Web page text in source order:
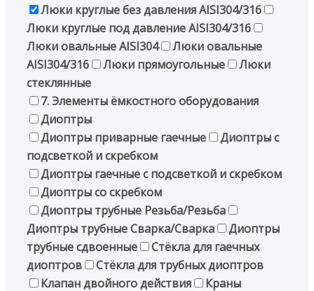
Люки круглые без давления AISI304/316
Люки круглые под давление AISI304/316
Люки овальные AISI304
Люки овальные
AISI304/316
Люки прямоугольные
Люки
стеклянные
7. Элементы ёмкостного оборудования
Диоптры
Диоптры приварные гаечные
Диоптры с
подсветкой и скребком
Диоптры гаечные с подсветкой и скребком
Диоптры со скребком
Диоптры трубные Резьба/Резьба
Диоптры трубные Сварка/Сварка
Диоптры
трубные сдвоенные
Стёкла для гаечных
диоптров
Стёкла для трубных диоптров
Клапан двойного действия
Краны